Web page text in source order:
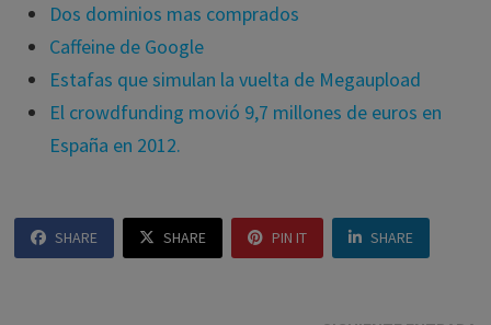
Dos dominios mas comprados
Caffeine de Google
Estafas que simulan la vuelta de Megaupload
El crowdfunding movió 9,7 millones de euros en
España en 2012.
SHARE SHARE PIN IT SHARE